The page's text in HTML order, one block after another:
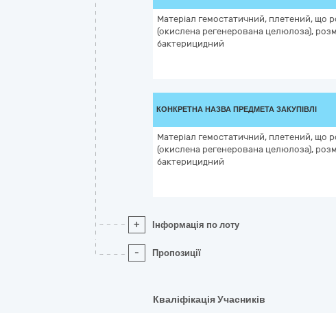
Матеріал гемостатичний, плетений, що
(окислена регенерована целюлоза),
бактерицидний
КОНКРЕТНА НАЗВА ПРЕДМЕТА ЗАКУПІВЛІ
Матеріал гемостатичний, плетений, що
(окислена регенерована целюлоза),
бактерицидний
+ Інформація по лоту
- Пропозиції
Кваліфікація Учасників